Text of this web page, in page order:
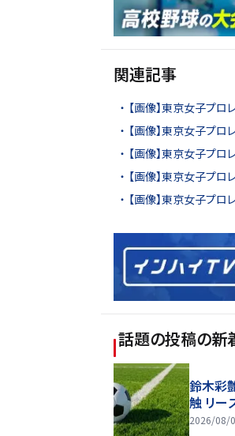
関連記事
【画像】東京女子プ
【画像】東京女子プロ
【画像】東京女子プ
【画像】東京女子プ
【画像】東京女子プロ
話題の投稿の新
鈴木彩
触 リー
2026/08/